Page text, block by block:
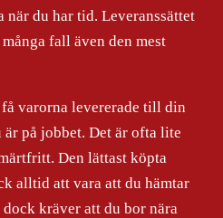
du har tid. Leveranssättet
fall även den mest
varorna levererade till din
på jobbet. Det är ofta lite
Den lättast köpta
alltid att vara att du hämtar
kräver att du bor nära